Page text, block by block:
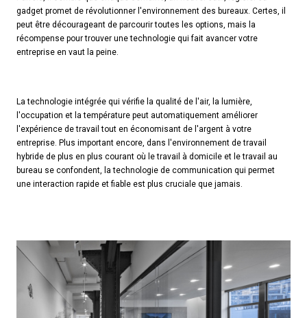
gadget promet de révolutionner l'environnement des bureaux. Certes, il
peut être décourageant de parcourir toutes les options, mais la
récompense pour trouver une technologie qui fait avancer votre
entreprise en vaut la peine.
La technologie intégrée qui vérifie la qualité de l'air, la lumière,
l'occupation et la température peut automatiquement améliorer
l'expérience de travail tout en économisant de l'argent à votre
entreprise. Plus important encore, dans l'environnement de travail
hybride de plus en plus courant où le travail à domicile et le travail au
bureau se confondent, la technologie de communication qui permet
une interaction rapide et fiable est plus cruciale que jamais.